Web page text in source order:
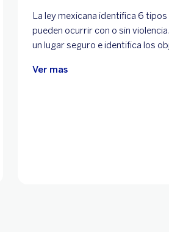
La ley mexicana identifica 6
pueden ocurrir con o sin
un lugar seguro e identifica los
Ver mas